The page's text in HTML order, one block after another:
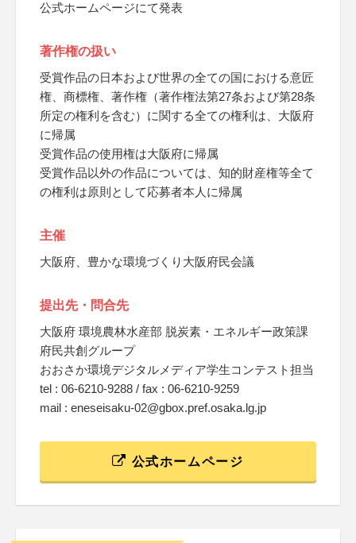
公式ホームページにて発表
著作権の扱い
受賞作品の日本および世界の全ての国における意匠
権、商標権、著作権（著作権法第27条および第28条
所定の権利を含む）に関する全ての権利は、大阪府
に帰属
受賞作品の使用権は大阪府に帰属
受賞作品以外の作品については、知的財産権等全て
の権利は原則として応募者本人に帰属
主催
大阪府、豊かな環境づくり大阪府民会議
提出先・問合先
大阪府 環境農林水産部 脱炭素・エネルギー政策課
府民共創グループ
おおさか環境デジタルメディア学生コンテスト担当
tel : 06-6210-9288 / fax : 06-6210-9259
mail : eneseisaku-02@gbox.pref.osaka.lg.jp
公式ホームページ